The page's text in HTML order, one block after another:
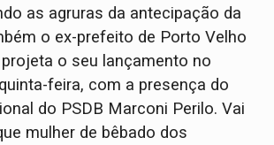
as agruras da antecipação da
o ex-prefeito de Porto Velho
o seu lançamento no
feira, com a presença do
do PSDB Marconi Perilo. Vai
mulher de bêbado dos